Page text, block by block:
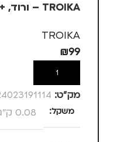
TROIKA – ורוד, +1.5
TROIKA
₪99
הוספה לסל
מק”ט:
משקל 0.08 ק"ג